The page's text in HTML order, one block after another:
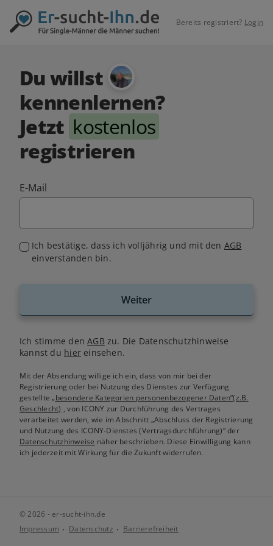
Bereits registriert? Login
Du willst
kennenlernen?
Jetzt kostenlos
registrieren
E-Mail
Ich bestätige, dass ich volljährig und mit den AGB
einverstanden bin.
Weiter
Ich stimme denAGB zu. Die Datenschutzhinweise
kannst du hiereinsehen.
Mit der Absendung willige ich ein, dass von mir bei der
Registrierung oder bei Nutzung des Dienstes zur Verfügung
gestellte„besondere Kategorien personenbezogener Daten“(z.B.
Geschlecht) , von ICONY zur Durchführung des Vertrages
verarbeitet werden, wie im Abschnitt „Abschluss der Registrierung
und Nutzung des ICONY-Dienstes (Vertragsdurchführung)“ der
Datenschutzhinweise näher beschrieben. Diese Einwilligung kann
ich jederzeit mit Wirkung für die Zukunft widerrufen.
© 2026 - er-sucht-ihn.de
Impressum
Datenschutz Barrierefreiheit